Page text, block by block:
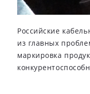
Российские
из главных
маркировка